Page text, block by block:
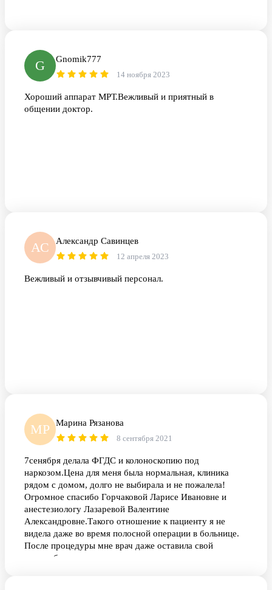
G Gnomik777
14 ноября 2023
Хороший аппарат МРТ.Вежливый и приятный в
общении доктор.
АС Александр Савинцев
12 апреля 2023
Вежливый и отзывчивый персонал.
МР Марина Рязанова
8 сентября 2021
7сенября делала ФГДС и колоноскопию под
наркозом.Цена для меня была нормальная, клиника
рядом с домом, долго не выбирала и не пожалела!
Огромное спасибо Горчаковой Ларисе Ивановне и
анестезиологу Лазаревой Валентине
Александровне.Такого отношение к пациенту я не
видела даже во время полосной операции в больнице.
После процедуры мне врач даже оставила свой
тел.чтобы я смогла позвонить если у меня возникнут